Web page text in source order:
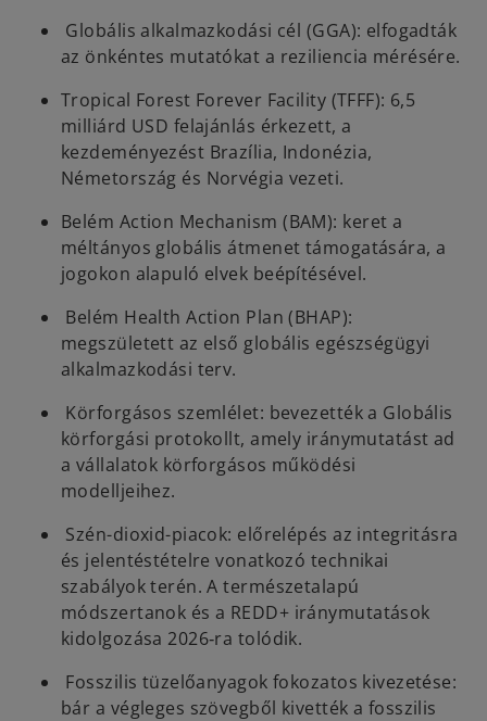
Globális alkalmazkodási cél (GGA): elfogadták
az önkéntes mutatókat a reziliencia mérésére.
Tropical Forest Forever Facility (TFFF): 6,5
milliárd USD felajánlás érkezett, a
kezdeményezést Brazília, Indonézia,
Németország és Norvégia vezeti.
Belém Action Mechanism (BAM): keret a
méltányos globális átmenet támogatására, a
jogokon alapuló elvek beépítésével.
Belém Health Action Plan (BHAP):
megszületett az első globális egészségügyi
alkalmazkodási terv.
Körforgásos szemlélet: bevezették a Globális
körforgási protokollt, amely iránymutatást ad
a vállalatok körforgásos működési
modelljeihez.
Szén-dioxid-piacok: előrelépés az integritásra
és jelentéstételre vonatkozó technikai
szabályok terén. A természetalapú
módszertanok és a REDD+ iránymutatások
kidolgozása 2026‑ra tolódik.
Fosszilis tüzelőanyagok fokozatos kivezetése:
bár a végleges szövegből kivették a fosszilis